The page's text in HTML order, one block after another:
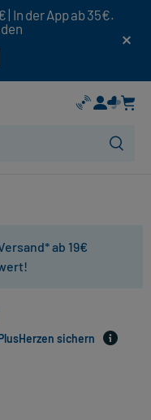
| In der App ab 35€.
ab 19€
sichern